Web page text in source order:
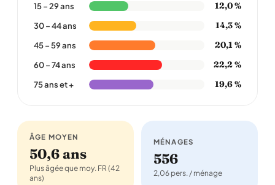
15 – 29 ans 12,0 %
30 – 44 ans 14,3 %
45 – 59 ans 20,1 %
60 – 74 ans 22,2 %
75 ans et + 19,6 %
ÂGE MOYEN
50,6 ans
Plus âgée que moy. FR (42
ans)
MÉNAGES
556
2,06 pers. / ménage